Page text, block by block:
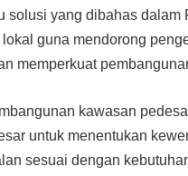
solusi yang dibahas
guna mendorong
memperkuat
kawasan
untuk menentukan
sesuai dengan